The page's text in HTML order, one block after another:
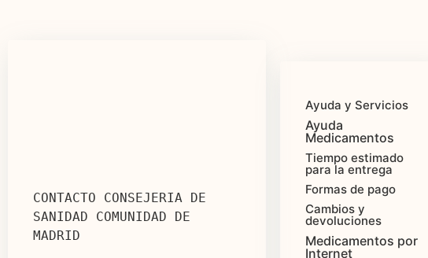
CONTACTO CONSEJERIA DE
SANIDAD COMUNIDAD DE
MADRID
Ayuda y Servicios
Ayuda
Medicamentos
Tiempo estimado
para la entrega
Formas de pago
Cambios y
devoluciones
Medicamentos por
Internet